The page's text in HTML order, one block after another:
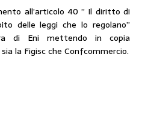
all’articolo 40 ” Il diritto di
delle leggi che lo regolano”
di Eni mettendo in copia
la Figisc che Confcommercio.